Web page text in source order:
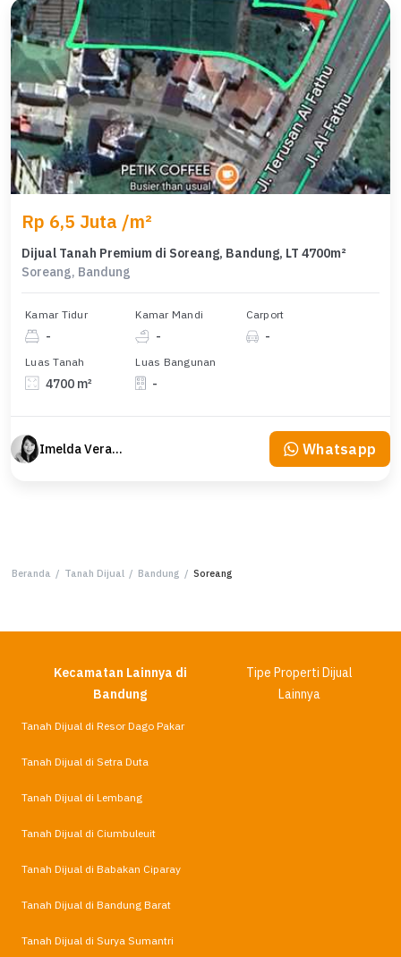
Rp 6,5 Juta /m²
Dijual Tanah Premium di Soreang, Bandung, LT 4700m²
Soreang, Bandung
Kamar Tidur
-
Kamar Mandi
-
Carport
-
Luas Tanah
4700 m²
Luas Bangunan
-
Imelda Veranika Whatsapp
Beranda / Tanah Dijual / Bandung / Soreang
Kecamatan Lainnya di
Bandung
Tipe Properti Dijual
Lainnya
Tanah Dijual di Resor Dago Pakar
Tanah Dijual di Setra Duta
Tanah Dijual di Lembang
Tanah Dijual di Ciumbuleuit
Tanah Dijual di Babakan Ciparay
Tanah Dijual di Bandung Barat
Tanah Dijual di Surya Sumantri